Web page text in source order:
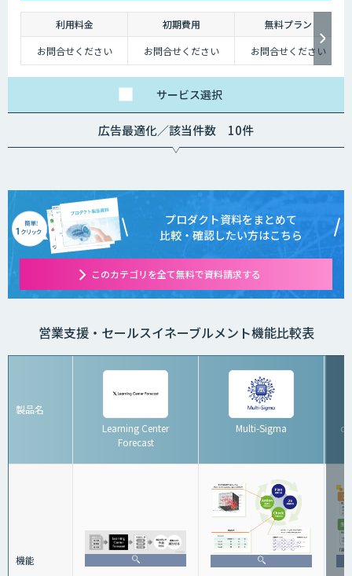
利用料金 初期費用
無料プラン
お問合せください
お問合せください お問合せください
サービス選択
広告最適化／該当件数 10件
プロダクト資料をまとめて
比較・確認したい方はこちら
このカテゴリを全て無料で資料請求する
営業支援・セールスイネーブルメント機能比較表
製品名
Learning Center
Forecast
Multi-Sigma
機能